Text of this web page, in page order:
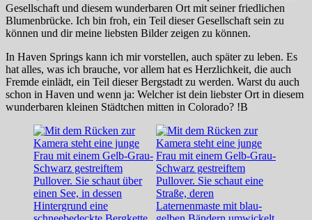
Gesellschaft und diesem wunderbaren Ort mit seiner friedlichen
Blumenbrücke. Ich bin froh, ein Teil dieser Gesellschaft sein zu
können und dir meine liebsten Bilder zeigen zu können.
In Haven Springs kann ich mir vorstellen, auch später zu leben. Es
hat alles, was ich brauche, vor allem hat es Herzlichkeit, die auch
Fremde einlädt, ein Teil dieser Bergstadt zu werden. Warst du auch
schon in Haven und wenn ja: Welcher ist dein liebster Ort in diesem
wunderbaren kleinen Städtchen mitten in Colorado? !B